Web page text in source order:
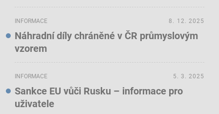
INFORMACE
Náhradní díly chráněné v ČR průmyslovým
vzorem
8. 12. 2025
INFORMACE
Sankce EU vůči Rusku – informace pro
uživatele
5. 3. 2025